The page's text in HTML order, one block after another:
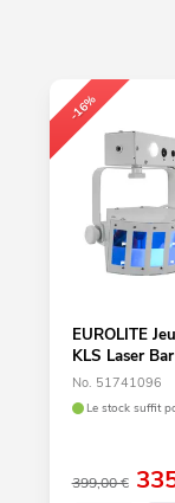
-16%
EUROLITE
KLS Laser
No. 51741096
Le stock suffit
399,00 €